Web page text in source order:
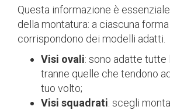
Questa informazione è
della montatura: a ciascuna
corrispondono dei modelli adatti.
Visi ovali: sono adatte tutte
tranne quelle che tendono
tuo volto;
Visi squadrati: scegli